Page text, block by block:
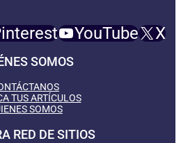
YouTube X
SOMOS
TUS ARTÍCULOS
SOMOS
RED DE SITIOS